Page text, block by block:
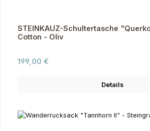
STEINKAUZ-Schultertasche
Cotton - Oliv
Regulärer Preis:
199,00 €
Details